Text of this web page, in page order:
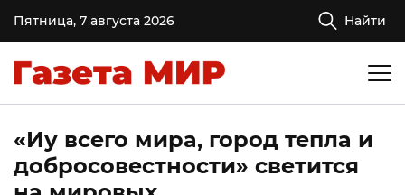
Пятница, 7 августа 2026 Найти
«Иу всего мира, город тепла и
добросовестности» светится